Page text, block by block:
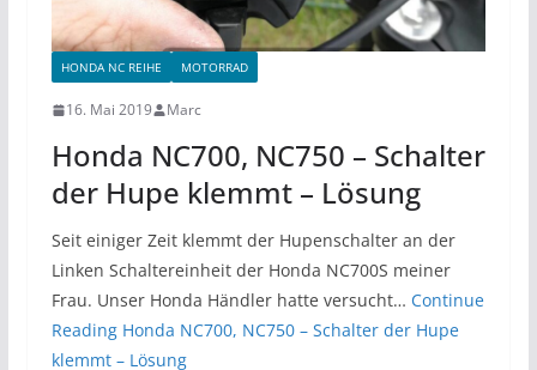
HONDA NC REIHE MOTORRAD
16. Mai 2019 Marc
Honda NC700, NC750 – Schalter
der Hupe klemmt – Lösung
Seit einiger Zeit klemmt der Hupenschalter an der
Linken Schaltereinheit der Honda NC700S meiner
Frau. Unser Honda Händler hatte versucht… Continue
ReadingHonda NC700, NC750 – Schalter der Hupe
klemmt – Lösung